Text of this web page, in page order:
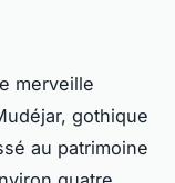
merveille
gothique
au patrimoine